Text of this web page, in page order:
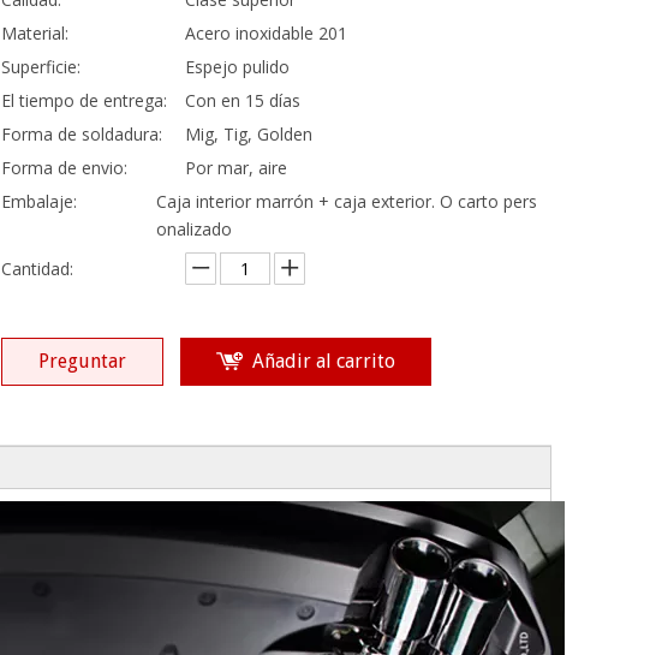
Material:
Acero inoxidable 201
Superficie:
Espejo pulido
El tiempo de entrega:
Con en 15 días
Forma de soldadura:
Mig, Tig, Golden
Forma de envio:
Por mar, aire
Embalaje:
Caja interior marrón + caja exterior. O carto pers
onalizado
Cantidad:
Preguntar Añadir al carrito